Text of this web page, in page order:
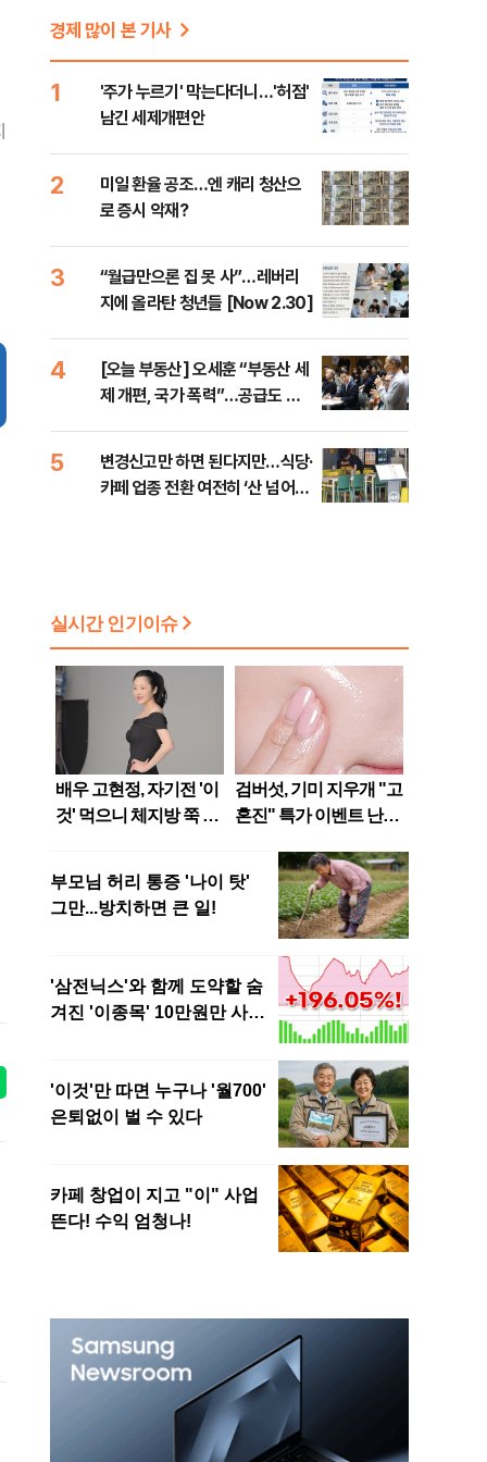
경제 많이 본 기사
1
'주가 누르기' 막는다더니…'허점'
남긴 세제개편안
2
미일 환율 공조…엔 캐리 청산으
로 증시 악재?
3
“월급만으론 집 못 사”…레버리
지에 올라탄 청년들 [Now 2.30]
4
[오늘 부동산] 오세훈 “부동산 세
제 개편, 국가 폭력”…공급도 정
5
변경신고만 하면 된다지만…식당·
카페 업종 전환 여전히 ‘산 넘어